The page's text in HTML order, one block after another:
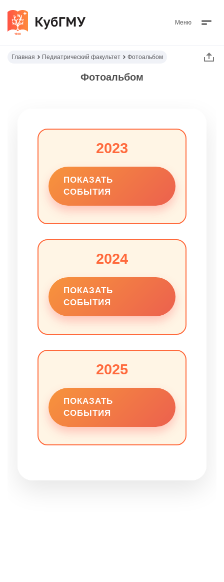
Меню
Главная Педиатрический факультет Фотоальбом
Фотоальбом
2023
ПОКАЗАТЬ
СОБЫТИЯ
2024
ПОКАЗАТЬ
СОБЫТИЯ
2025
ПОКАЗАТЬ
СОБЫТИЯ